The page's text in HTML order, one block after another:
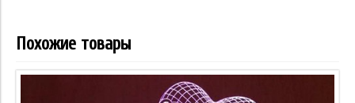
Похожие товары